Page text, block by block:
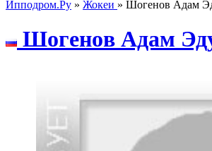
Ипподром.Ру » Жокеи » Шогенов Адам
Шoгенoв Адaм